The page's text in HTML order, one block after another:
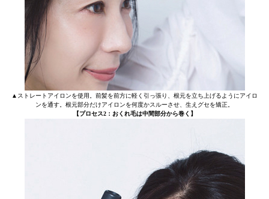
▲ストレートアイロンを使用。前髪を前方に軽く引っ張り、根元を立ち上げるようにアイロ
ンを通す。根元部分だけアイロンを何度かスルーさせ、生えグセを矯正。
【プロセス2：おくれ毛は中間部分から巻く】